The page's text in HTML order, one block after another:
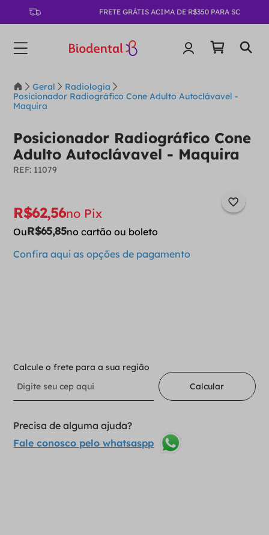
FRETE GRÁTIS ACIMA DE R$350 PARA SC
Geral
Radiologia
Posicionador Radiográfico Cone Adulto Autoclávavel -
Maquira
Posicionador Radiográfico Cone
Adulto Autoclávavel - Maquira
: 11079
R$62,56no Pix
OuR$65,85no cartão ou boleto
Confira aqui as opções de pagamento
Calcule o frete para a sua região
Calcular
Precisa de alguma ajuda?
Fale conosco pelo whatsaspp